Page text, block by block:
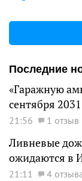
Последние
«Гаражную
сентября
21:56 1 отзыв
Ливневые
ожидаются в
21:11 4